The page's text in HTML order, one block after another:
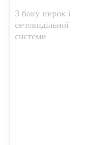
З боку нирок і
сечовидільної
системи